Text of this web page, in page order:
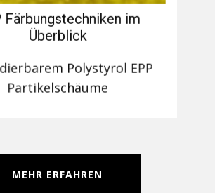
Färbungstechniken im
Überblick
Polystyrol EPP
Partikelschäume
MEHR ERFAHREN